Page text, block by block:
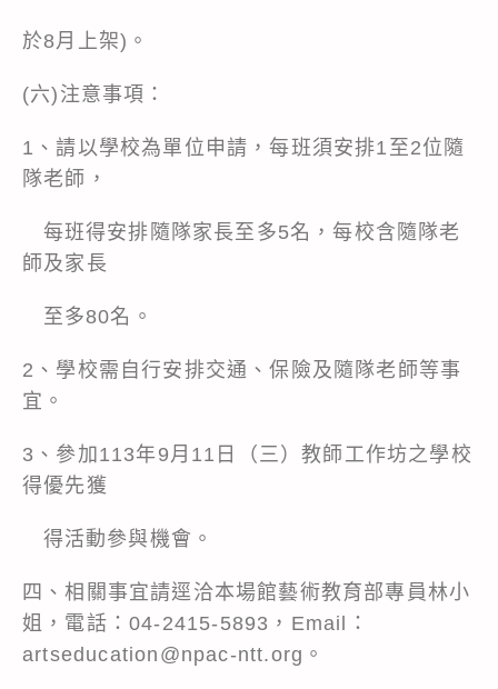
於8月上架)。
(六)注意事項：
1、請以學校為單位申請，每班須安排1至2位隨
隊老師，
每班得安排隨隊家長至多5名，每校含隨隊老
師及家長
至多80名。
2、學校需自行安排交通、保險及隨隊老師等事
宜。
3、參加113年9月11日（三）教師工作坊之學校
得優先獲
得活動參與機會。
四、相關事宜請逕洽本場館藝術教育部專員林小
姐，電話：04-2415-5893，Email：
artseducation@npac-ntt.org。